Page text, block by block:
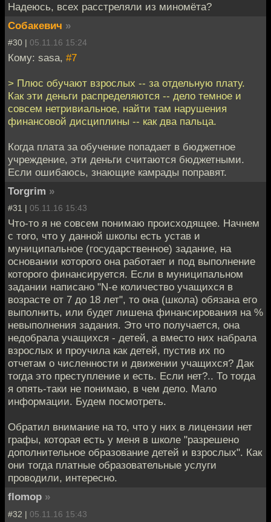
Надеюсь, всех расстреляли из миномёта?
Собакевич »
#30 | 05.11.16 15:24
Кому: sasa, #7
> Плюс обучают взрослых -- за отдельную плату.
Как эти деньги распределяются -- дело темное и
совсем нетривиальное, найти там нарушения
финансовой дисциплины -- как два пальца.
Когда плата за обучение попадает в бюджетное
учреждение, эти деньги считаются бюджетными.
Если ошибаюсь, знающие камрады поправят.
Torgrim »
#31 | 05.11.16 15:43
Что-то я не совсем понимаю происходящее. Начнем
с того, что у данной школы есть устав и
муниципальное (государственное) задание, на
основании которого она работает и под выполнение
которого финансируется. Если в муниципальном
задании написано "N-е количество учащихся в
возрасте от 7 до 18 лет", то она (школа) обязана его
выполнить, или будет лишена финансирования на %
невыполнения задания. Это что получается, она
недобрала учащихся - детей, а вместо них набрала
взрослых и проучила как детей, пустив их по
отчетам о численности и движении учащихся? Дак
тогда это преступление и есть. Если нет?.. То тогда
я опять-таки не понимаю, в чем дело. Мало
информации. Будем посмотреть.
Обратил внимание на то, что у них в лицензии нет
графы, которая есть у меня в школе "разрешено
дополнительное образование детей и взрослых". Как
они тогда платные образовательные услуги
проводили, интересно.
flomop »
#32 | 05.11.16 15:43